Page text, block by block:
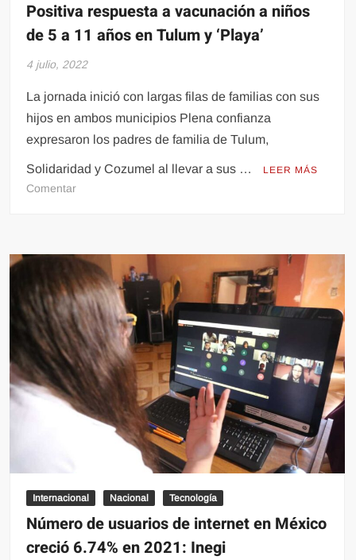
Positiva respuesta a vacunación a niños
de 5 a 11 años en Tulum y ‘Playa’
4 julio, 2022
La jornada inició con largas filas de familias con sus
hijos en ambos municipios Plena confianza
expresaron los padres de familia de Tulum,
Solidaridad y Cozumel al llevar a sus … LEER MÁS
Comentaren
vacunación
a
niños
de
5
a
11
años
en
Tulum
Internacional Nacional Tecnología
Número de usuarios de internet en México
creció 6.74% en 2021: Inegi